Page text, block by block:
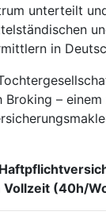
unterteilt
in
Broking –
Vollzeit (40h/